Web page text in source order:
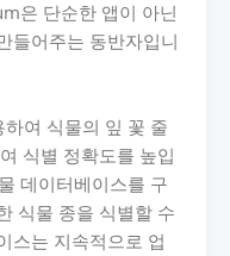
은 단순한 앱이 아닌
들어주는 동반자입니
여 식물의 잎 꽃 줄
식별 정확도를 높입
데이터베이스를 구
식물 종을 식별할 수
스는 지속적으로 업